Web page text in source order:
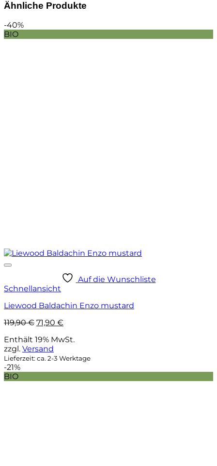
Ähnliche Produkte
-40%
BIO
Auf die Wunschliste
Schnellansicht
Liewood Baldachin Enzo mustard
119,90€ Ursprünglicher
war:
119,90 €
71,90 €
ist:
Enthält 19% MwSt.
zzgl. Versand
Lieferzeit: ca. 2-3 Werktage
-21%
BIO